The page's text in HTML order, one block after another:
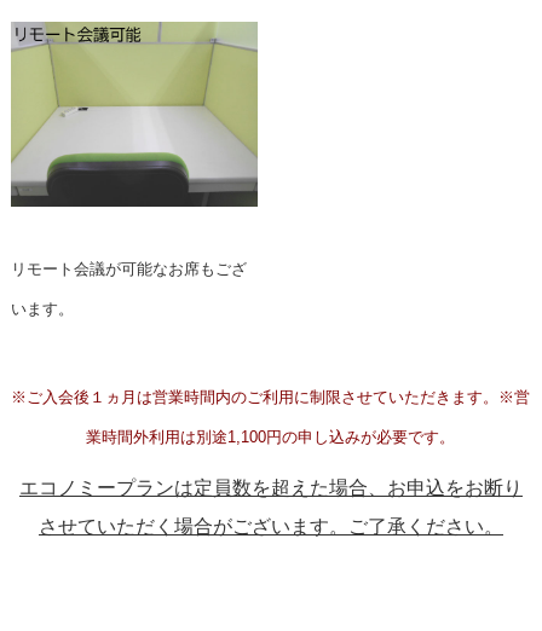
リモート会議が可能なお席もござ
います。
※ご入会後１ヵ月は営業時間内のご利用に制限させていただきます。 ※営
業時間外利用は別途1,100円の申し込みが必要です。
エコノミープランは定員数を超えた場合、お申込をお断り
させていただく場合がございます。ご了承ください。